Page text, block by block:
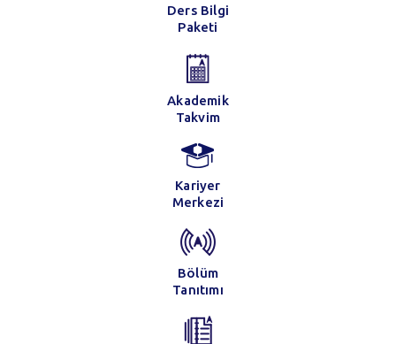
Ders Bilgi
Paketi
Akademik
Takvim
Kariyer
Merkezi
Bölüm
Tanıtımı